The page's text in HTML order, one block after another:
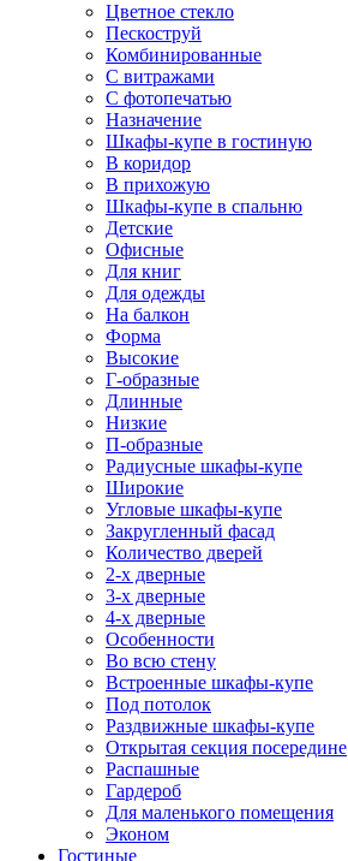
Цветное стекло
Пескоструй
Комбинированные
С витражами
С фотопечатью
Назначение
Шкафы-купе в гостиную
В коридор
В прихожую
Шкафы-купе в спальню
Детские
Офисные
Для книг
Для одежды
На балкон
Форма
Высокие
Г-образные
Длинные
Низкие
П-образные
Радиусные шкафы-купе
Широкие
Угловые шкафы-купе
Закругленный фасад
Количество дверей
2-х дверные
3-х дверные
4-х дверные
Особенности
Во всю стену
Встроенные шкафы-купе
Под потолок
Раздвижные шкафы-купе
Открытая секция посередине
Распашные
Гардероб
Для маленького помещения
Эконом
Гостиные